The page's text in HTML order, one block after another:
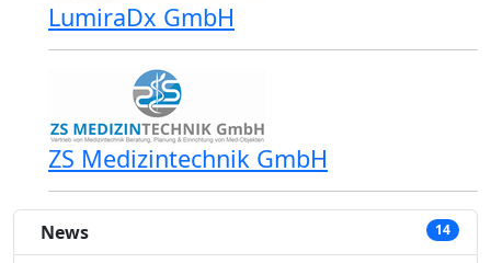
LumiraDx GmbH
ZS Medizintechnik GmbH
News 14